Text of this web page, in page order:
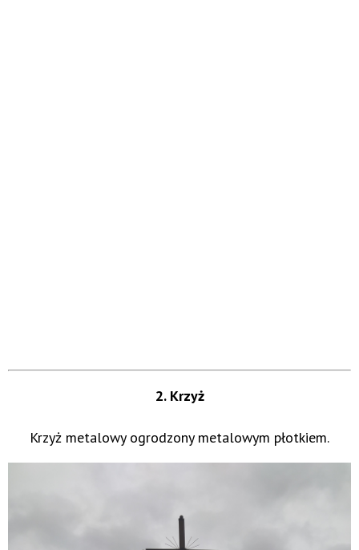
2. Krzyż
Krzyż metalowy ogrodzony metalowym płotkiem.